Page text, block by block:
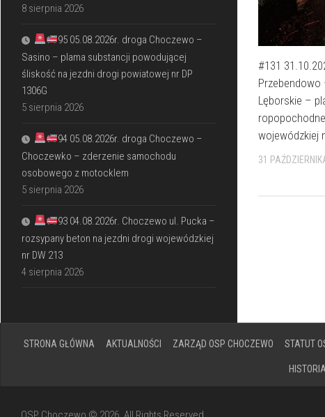
#131
Lęborskie –
wojewódzkiej
31
8 sierpnia 2026
95 05.08.2026r. droga Choczewo –
Sasino – plama substancji powodującej
śliskość na jezdni drogi powiatowej nr DP
1306G
5 sierpnia 2026
94 05.08.2026r. droga Choczewo –
Choczewko – zderzenie samochodu
osobowego z motocklem
5 sierpnia 2026
93 04.08.2026r. Choczewo ul. Pucka –
rozsypany beton na jezdni drogi wojewódzkiej
nr DW 213
4 sierpnia 2026
STRONA GŁÓWNA AKTUALNOŚCI ZARZĄD OSP CHOCZEWO STATUT
HISTORIA